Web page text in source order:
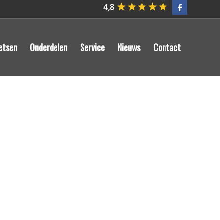
Onderdelen Service Nieuws Contact